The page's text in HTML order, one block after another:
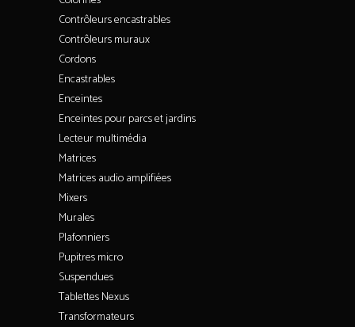
Contrôleurs encastrables
Contrôleurs muraux
Cordons
Encastrables
Enceintes
Enceintes pour parcs et jardins
Lecteur multimédia
Matrices
Matrices audio amplifiées
Mixers
Murales
Plafonniers
Pupitres micro
Suspendues
Tablettes Nexus
Transformateurs